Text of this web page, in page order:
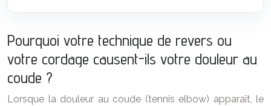
Pourquoi votre technique de revers ou
votre cordage causent-ils votre douleur au
coude ?
Lorsque la douleur au coude (tennis elbow) apparaît, le